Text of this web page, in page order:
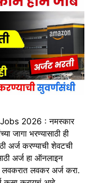
2026 : नमस्कार
जागा भरण्यासाठी ही
अर्ज करण्याची शेवटची
अर्ज हा ऑनलाइन
लवकरात लवकर अर्ज करा.